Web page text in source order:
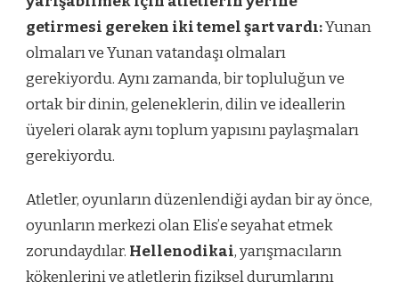
getirmesi gereken iki temel şart vardı:Yunan
olmaları ve Yunan vatandaşı olmaları
gerekiyordu. Aynı zamanda, bir topluluğun ve
ortak bir dinin, geleneklerin, dilin ve ideallerin
üyeleri olarak aynı toplum yapısını paylaşmaları
gerekiyordu.
Atletler, oyunların düzenlendiği aydan bir ay önce,
oyunların merkezi olan Elis’e seyahat etmek
zorundaydılar. Hellenodikai, yarışmacıların
kökenlerini ve atletlerin fiziksel durumlarını